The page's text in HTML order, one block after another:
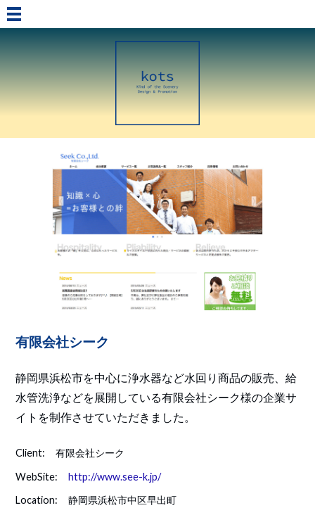
有限会社シーク
静岡県浜松市を中心に浄水器など水回り商品の販売、給
水管洗浄などを展開している有限会社シーク様の企業サ
イトを制作させていただきました。
Client:
有限会社シーク
WebSite:
http://www.see-k.jp/
Location:
静岡県浜松市中区早出町